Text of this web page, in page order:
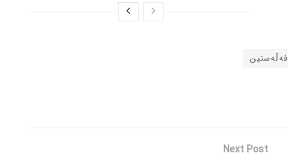
فەڵەستین
Next Post